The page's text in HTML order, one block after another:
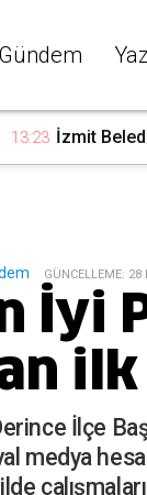
Gündem
13:23 İzmit
GÜNCELLEME: 28
İyi
ilk
İlçe
medya